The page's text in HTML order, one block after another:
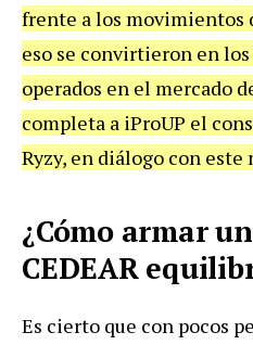
frente a los movimientos
eso se convirtieron en
operados en el mercado
completa a iProUP el
Ryzy, en diálogo con este
¿Cómo armar
CEDEAR
Es cierto que con pocos